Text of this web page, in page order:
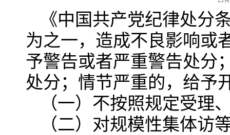
《中国共产党纪律处分
为之一，造成不良影响或
予警告或者严重警告处分
处分；情节严重的，给予
（一）不按照规定受理
（二）对规模性集体访